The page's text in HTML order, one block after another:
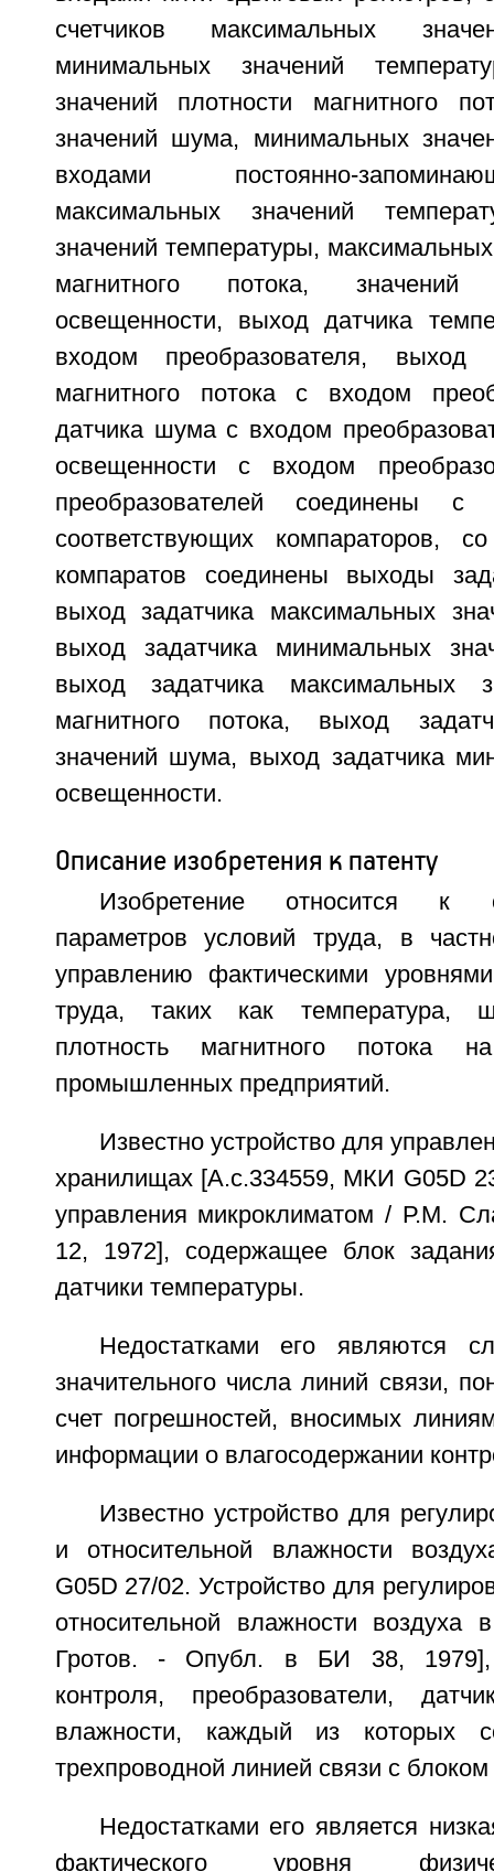
счетчиков максимальных
минимальных значений
значений плотности магнитного
значений шума, минимальных
входами постоянно-
максимальных значений
значений температуры,
магнитного потока,
освещенности, выход датчика
входом преобразователя, выход
магнитного потока с входом
датчика шума с входом
освещенности с входом
преобразователей соединены
соответствующих компараторов,
компаратов соединены выходы
выход задатчика максимальных
выход задатчика минимальных
выход задатчика максимальных
магнитного потока, выход
значений шума, выход задатчика
освещенности.
Описание изобретения к патенту
Изобретение относится к
параметров условий труда, в
управлению фактическими
труда, таких как температура,
плотность магнитного потока
промышленных предприятий.
Известно устройство для
хранилищах [А.с.334559, МКИ G05D
управления микроклиматом / Р.М.
12, 1972], содержащее блок
датчики температуры.
Недостатками его являются
значительного числа линий связи,
счет погрешностей, вносимых
информации о влагосодержании
Известно устройство для
и относительной влажности
G05D 27/02. Устройство для
относительной влажности
Гротов. - Опубл. в БИ 38, 1979],
контроля, преобразователи,
влажности, каждый из которых
трехпроводной линией связи с блоком
Недостатками его является
фактического уровня